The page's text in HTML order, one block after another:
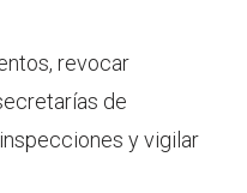
revocar
de
y vigilar